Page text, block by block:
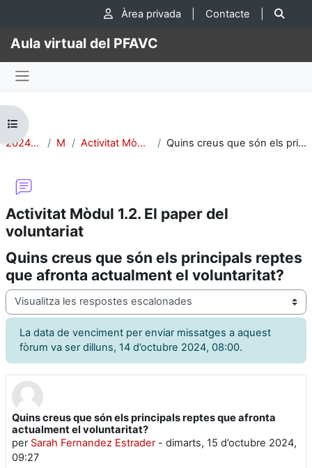
Ves al contingut principal
Àrea privada Contacte
Aula virtual del PFAVC
Obre l'índex del curs
2024-CIV-Adhara-2
Mòdul 1: Activitat Mòdul 1.2. El paper del voluntariat Quins creus que són els principals reptes que afronta actualment el voluntaritat?
Activitat Mòdul 1.2. El paper del
voluntariat
Quins creus que són els principals reptes
que afronta actualment el voluntaritat?
Mode de visualització
La data de venciment per enviar missatges a aquest
fòrum va ser dilluns, 14 d’octubre 2024, 08:00.
Quins creus que són els principals reptes que afronta
actualment el voluntaritat?
per Sarah Fernandez Estrader- dimarts, 15 d’octubre 2024,
09:27
Nombre de respostes: 2